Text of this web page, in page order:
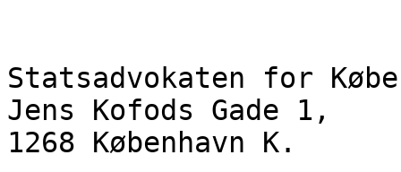
Statsadvokaten for
Jens Kofods Gade 1,
1268 København K.